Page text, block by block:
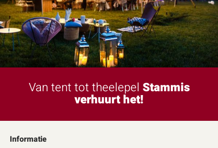
Van tent tot theelepel Stammis
verhuurt het!
Informatie